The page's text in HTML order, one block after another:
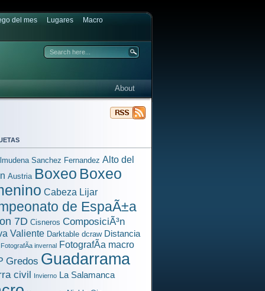
del mes Lugares Macro
About
Sanchez Fernandez Alto del
Austria Boxeo Boxeo
Cabeza Lijar
de EspaÃ±a
7D Cisneros ComposiciÃ³n
Valiente Darktable dcraw Distancia
FotografÃ­a invernal FotografÃ­a macro
Gredos Guadarrama
civil Invierno La Salamanca